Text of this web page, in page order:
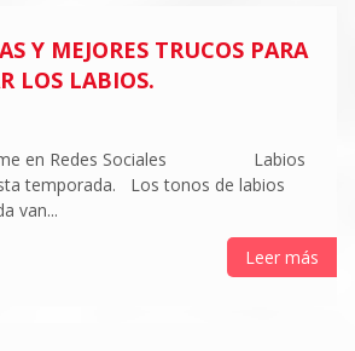
Y MEJORES TRUCOS PARA
LOS LABIOS.
Redes Sociales Labios
temporada. Los tonos de labios
van...
Leer más